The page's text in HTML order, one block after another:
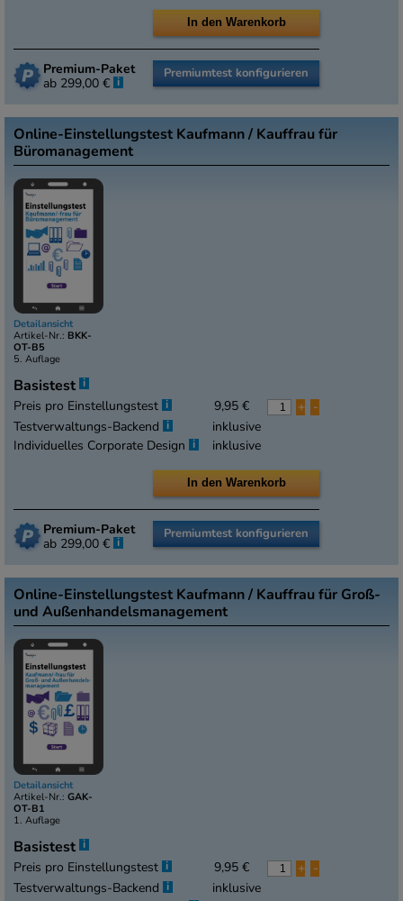
Premium-Paket
ab 299,00 € i
Premiumtest konfigurieren
Online-Einstellungstest Kaufmann / Kauffrau für
Büromanagement
Detailansicht
Artikel-Nr.: BKK-
OT-B5
5. Auflage
Basistest i
Preis pro Einstellungstest i 9,95 € + -
Testverwaltungs-Backend i
inklusive
Individuelles Corporate Design i inklusive
Premium-Paket
ab 299,00 € i
Premiumtest konfigurieren
Online-Einstellungstest Kaufmann / Kauffrau für Groß-
und Außenhandelsmanagement
Detailansicht
Artikel-Nr.: GAK-
OT-B1
1. Auflage
Basistest i
Preis pro Einstellungstest i 9,95 € + -
Testverwaltungs-Backend i
inklusive